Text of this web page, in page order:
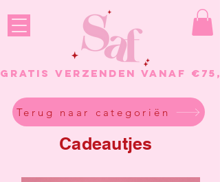
GRATIS VERZENDEN VANAF
Terug naar categoriën
Cadeautjes